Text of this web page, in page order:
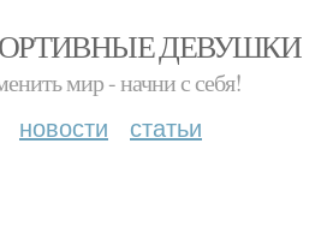
ДЕВУШКИ
мир - начни с себя!
новости статьи